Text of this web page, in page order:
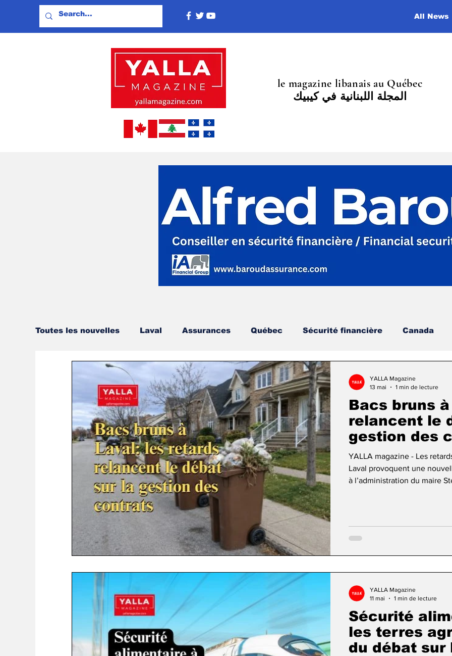
All News
le magazine libanais au Québec
المجلة اللبنانية في كيبيك
Toutes les nouvelles Laval Assurances Québec Sécurité financière Canada
Voyage et Tourisme Soin Esthétique La communauté Montréal
Nouvelles Monde Ontario Humain Femme Alberta Économie
Bacs bruns
relancent le
gestion des
YALLA magazine - Les
Laval provoquent une
à l’administration du maire
affirme recevoir depuis
citoyens exaspérés par des
YALLA Magazine
13 mai
1 min de lecture
Sécurité
les terres
du débat sur
YALLA Magazine
11 mai
1 min de lecture